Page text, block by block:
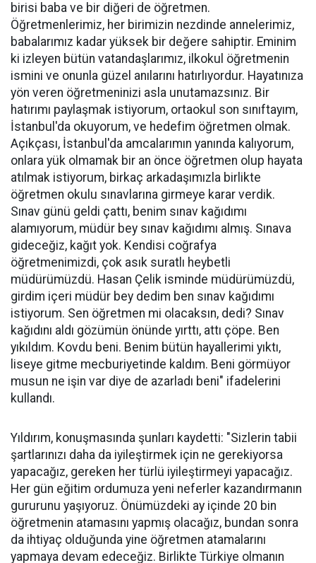
birisi baba ve bir diğeri de öğretmen.
Öğretmenlerimiz, her birimizin nezdinde annelerimiz,
babalarımız kadar yüksek bir değere sahiptir. Eminim
ki izleyen bütün vatandaşlarımız, ilkokul öğretmenin
ismini ve onunla güzel anılarını hatırlıyordur. Hayatınıza
yön veren öğretmeninizi asla unutamazsınız. Bir
hatırımı paylaşmak istiyorum, ortaokul son sınıftayım,
İstanbul'da okuyorum, ve hedefim öğretmen olmak.
Açıkçası, İstanbul'da amcalarımın yanında kalıyorum,
onlara yük olmamak bir an önce öğretmen olup hayata
atılmak istiyorum, birkaç arkadaşımızla birlikte
öğretmen okulu sınavlarına girmeye karar verdik.
Sınav günü geldi çattı, benim sınav kağıdımı
alamıyorum, müdür bey sınav kağıdımı almış. Sınava
gideceğiz, kağıt yok. Kendisi coğrafya
öğretmenimizdi, çok asık suratlı heybetli
müdürümüzdü. Hasan Çelik isminde müdürümüzdü,
girdim içeri müdür bey dedim ben sınav kağıdımı
istiyorum. Sen öğretmen mi olacaksın, dedi? Sınav
kağıdını aldı gözümün önünde yırttı, attı çöpe. Ben
yıkıldım. Kovdu beni. Benim bütün hayallerimi yıktı,
liseye gitme mecburiyetinde kaldım. Beni görmüyor
musun ne işin var diye de azarladı beni" ifadelerini
kullandı.
Yıldırım, konuşmasında şunları kaydetti: "Sizlerin tabii
şartlarınızı daha da iyileştirmek için ne gerekiyorsa
yapacağız, gereken her türlü iyileştirmeyi yapacağız.
Her gün eğitim ordumuza yeni neferler kazandırmanın
gururunu yaşıyoruz. Önümüzdeki ay içinde 20 bin
öğretmenin atamasını yapmış olacağız, bundan sonra
da ihtiyaç olduğunda yine öğretmen atamalarını
yapmaya devam edeceğiz. Birlikte Türkiye olmanın